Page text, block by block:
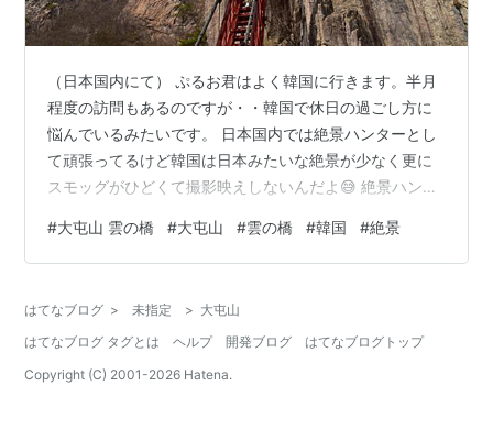
（日本国内にて） ぷるお君はよく韓国に行きます。半月
程度の訪問もあるのですが・・韓国で休日の過ごし方に
悩んでいるみたいです。 日本国内では絶景ハンターとし
て頑張ってるけど韓国は日本みたいな絶景が少なく更に
スモッグがひどくて撮影映えしないんだよ😅 絶景ハンタ
『韓国でパンフレット以外の絶景は？』と聞いて苦笑い
されてました・・ 韓国国内線でどこかと行ってもイマイ
いし・・ そしてネットで絶景の吊橋『大屯山 雲の橋』を
見つけました❗ ↑これこれ、まめこさん❗絶対ここ行く😊
（・・病気が始まった・・行くっ…
#大屯山 雲の橋 #大屯山 #雲の橋 #韓国 #絶景
はてなブログ > 未指定 > 大屯山
はてなブログ タグとは
ヘルプ 開発ブログ
はてなブログトップ
Copyright (C) 2001-2026 Hatena.